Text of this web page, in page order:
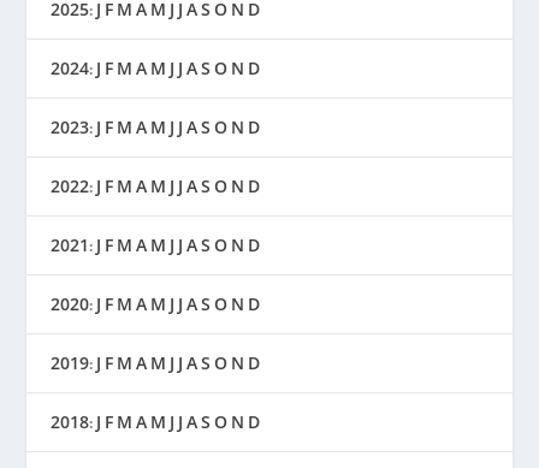
2025: J F M A M J J AS O N D
2024: J F M A M J J AS O N D
2023: J F M A M J J AS O N D
2022: J F M A M J J AS O N D
2021: J F M A M J J AS O N D
2020: J F M A M J J AS O N D
2019: J F M A M J J AS O N D
2018: J F M A M J J AS O N D